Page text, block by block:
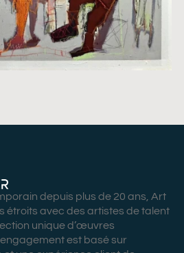
depuis plus de 20 ans, Art
étroits avec des artistes de talent
unique d’œuvres
est basé sur